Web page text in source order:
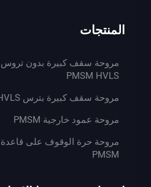
المنتجات
مروحة سقف كبيرة بدون تروس
PMSM HVLS
مروحة سقف كبيرة بترس HVLS
مروحة عمود خارجية PMSM
مروحة حرة الوقوف على قاعدة
PMSM